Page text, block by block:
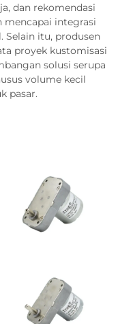
dan rekomendasi
integrasi
Selain itu, produsen
proyek kustomisasi
solusi serupa
volume kecil
pasar.